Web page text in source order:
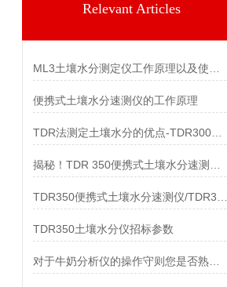
Relevant Articles
便携式土壤水分速测仪的工作原理
TDR350土壤水分仪招标参数